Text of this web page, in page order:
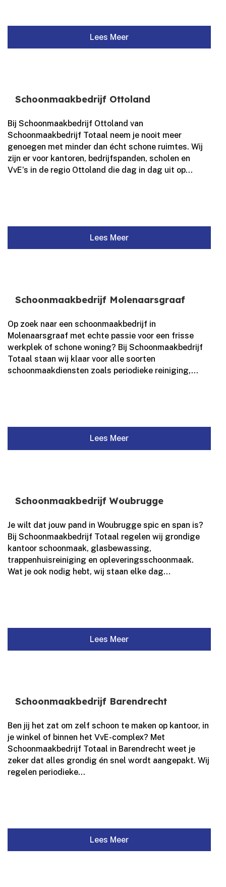
Lees Meer
Schoonmaakbedrijf Ottoland
Bij Schoonmaakbedrijf Ottoland van
Schoonmaakbedrijf Totaal neem je nooit meer
genoegen met minder dan écht schone ruimtes.​ Wij
zijn er voor kantoren, bedrijfspanden, scholen en
VvE’s in de regio Ottoland die dag in dag uit op...
Lees Meer
Schoonmaakbedrijf Molenaarsgraaf
Op zoek naar een schoonmaakbedrijf in
Molenaarsgraaf met echte passie voor een frisse
werkplek of schone woning? Bij Schoonmaakbedrijf
Totaal staan wij klaar voor alle soorten
schoonmaakdiensten zoals periodieke reiniging,...
Lees Meer
Schoonmaakbedrijf Woubrugge
Je wilt dat jouw pand in Woubrugge spic en span is?
Bij Schoonmaakbedrijf Totaal regelen wij grondige
kantoor schoonmaak, glasbewassing,
trappenhuisreiniging en opleveringsschoonmaak.​
Wat je ook nodig hebt, wij staan elke dag...
Lees Meer
Schoonmaakbedrijf Barendrecht
Ben jij het zat om zelf schoon te maken op kantoor, in
je winkel of binnen het VvE-complex? Met
Schoonmaakbedrijf Totaal in Barendrecht weet je
zeker dat alles grondig én snel wordt aangepakt.​ Wij
regelen periodieke...
Lees Meer